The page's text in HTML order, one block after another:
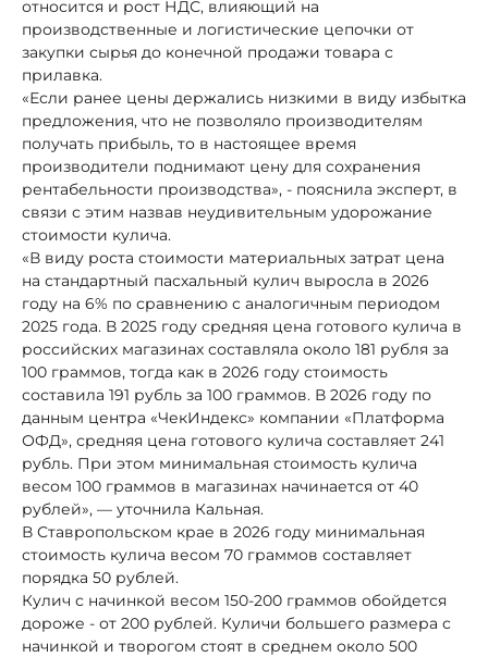
относится и рост НДС, влияющий на
производственные и логистические цепочки от
закупки сырья до конечной продажи товара с
прилавка.
«Если ранее цены держались низкими в виду избытка
предложения, что не позволяло производителям
получать прибыль, то в настоящее время
производители поднимают цену для сохранения
рентабельности производства», - пояснила эксперт, в
связи с этим назвав неудивительным удорожание
стоимости кулича.
«В виду роста стоимости материальных затрат цена
на стандартный пасхальный кулич выросла в 2026
году на 6% по сравнению с аналогичным периодом
2025 года. В 2025 году средняя цена готового кулича в
российских магазинах составляла около 181 рубля за
100 граммов, тогда как в 2026 году стоимость
составила 191 рубль за 100 граммов. В 2026 году по
данным центра «ЧекИндекс» компании «Платформа
ОФД», средняя цена готового кулича составляет 241
рубль. При этом минимальная стоимость кулича
весом 100 граммов в магазинах начинается от 40
рублей», — уточнила Кальная.
В Ставропольском крае в 2026 году минимальная
стоимость кулича весом 70 граммов составляет
порядка 50 рублей.
Кулич с начинкой весом 150-200 граммов обойдется
дороже - от 200 рублей. Куличи большего размера с
начинкой и творогом стоят в среднем около 500